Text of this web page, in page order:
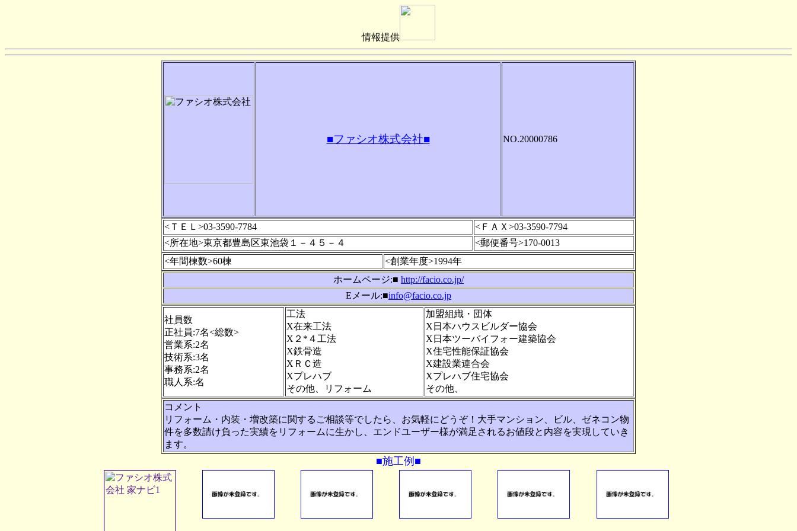
情報提供
■ファシオ株式会社■ NO.20000786
<ＴＥＬ>03-3590-7784
<ＦＡＸ>03-3590-7794
<所在地>東京都豊島区東池袋１－４５－４
<郵便番号>170-0013
<年間棟数>60棟
<創業年度>1994年
ホームページ:■ http://facio.co.jp/
Eメール:■info@facio.co.jp
社員数
正社員:7名<総数>
営業系:2名
技術系:3名
事務系:2名
職人系:名
工法
X在来工法
X２*４工法
X鉄骨造
XＲＣ造
Xプレハブ
その他、リフォーム
加盟組織・団体
X日本ハウスビルダー協会
X日本ツーバイフォー建築協会
X住宅性能保証協会
X建設業連合会
Xプレハブ住宅協会
その他、
コメント
リフォーム・内装・増改築に関するご相談等でしたら、お気軽にどうぞ！大手マンション、ビル、ゼネコン物
件を多数請け負った実績をリフォームに生かし、エンドユーザー様が満足されるお値段と内容を実現していき
ます。
■施工例■